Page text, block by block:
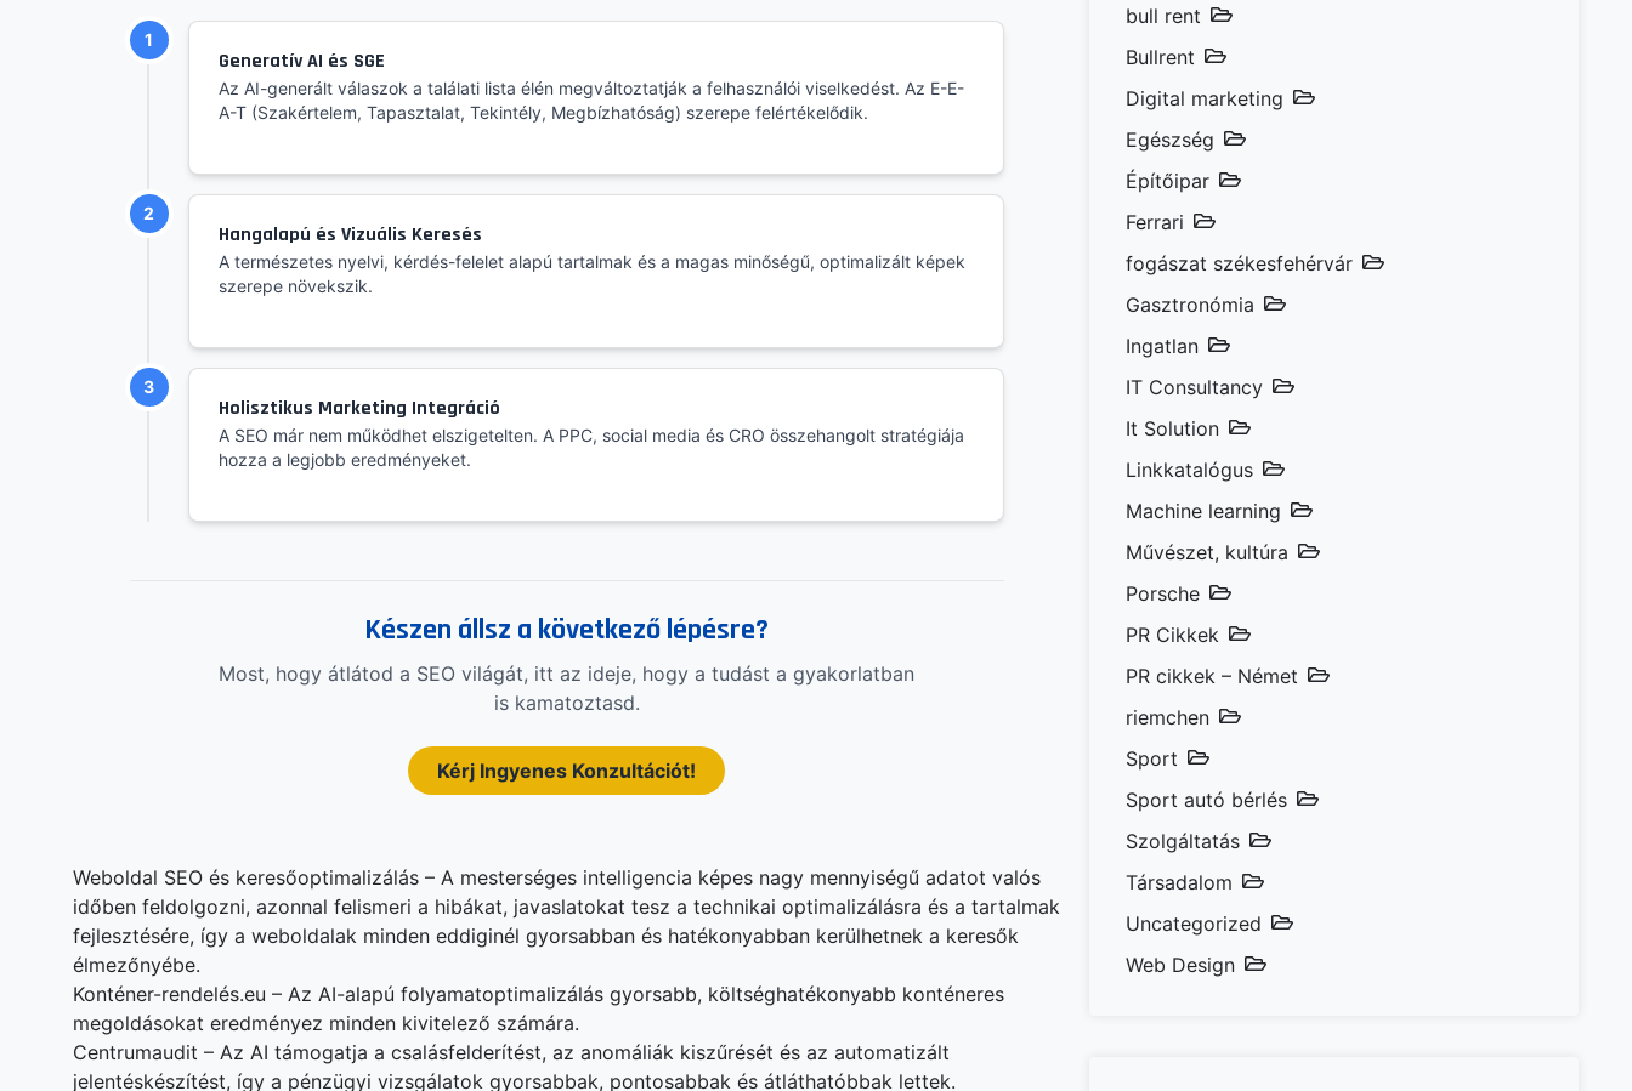
1
Generatív AI és SGE
Az AI-generált válaszok a találati lista élén megváltoztatják a felhasználói viselkedést. Az E-E-
A-T (Szakértelem, Tapasztalat, Tekintély, Megbízhatóság) szerepe felértékelődik.
2
Hangalapú és Vizuális Keresés
A természetes nyelvi, kérdés-felelet alapú tartalmak és a magas minőségű, optimalizált képek
szerepe növekszik.
3
Holisztikus Marketing Integráció
A SEO már nem működhet elszigetelten. A PPC, social media és CRO összehangolt stratégiája
hozza a legjobb eredményeket.
Készen állsz a következő lépésre?
Most, hogy átlátod a SEO világát, itt az ideje, hogy a tudást a gyakorlatban
is kamatoztasd.
Kérj Ingyenes Konzultációt!
Weboldal SEO és keresőoptimalizálás – A mesterséges intelligencia képes nagy mennyiségű adatot valós
időben feldolgozni, azonnal felismeri a hibákat, javaslatokat tesz a technikai optimalizálásra és a tartalmak
fejlesztésére, így a weboldalak minden eddiginél gyorsabban és hatékonyabban kerülhetnek a keresők
élmezőnyébe.
Konténer-rendelés.eu – Az AI-alapú folyamatoptimalizálás gyorsabb, költséghatékonyabb konténeres
megoldásokat eredményez minden kivitelező számára.
Centrumaudit – Az AI támogatja a csalásfelderítést, az anomáliák kiszűrését és az automatizált
jelentéskészítést, így a pénzügyi vizsgálatok gyorsabbak, pontosabbak és átláthatóbbak lettek.
bull rent
Bullrent
Digital marketing
Egészség
Építőipar
Ferrari
fogászat székesfehérvár
Gasztronómia
Ingatlan
IT Consultancy
It Solution
Linkkatalógus
Machine learning
Művészet, kultúra
Porsche
PR Cikkek
PR cikkek – Német
riemchen
Sport
Sport autó bérlés
Szolgáltatás
Társadalom
Uncategorized
Web Design